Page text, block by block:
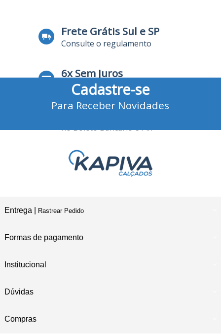
Frete Grátis Sul e SP
Consulte o regulamento
6x Sem Juros
no Cartão de Crédito
no Boleto Bancário e Pix
Cadastre-se
Para Receber Novidades
Entrega | Rastrear Pedido
Formas de pagamento
Institucional
Dúvidas
Compras